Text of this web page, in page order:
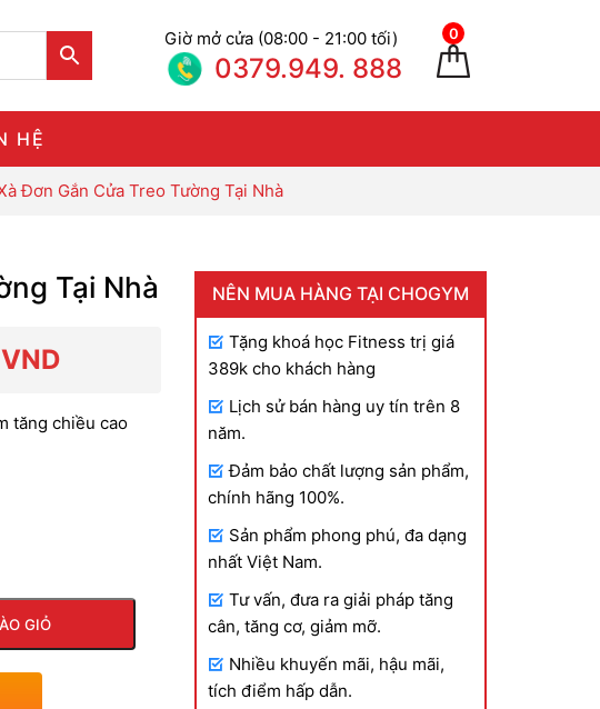
Giờ mở cửa (08:00 - 21:00 tối)
0379.949. 888
0
HỆ
Đơn Gắn Cửa Treo Tường Tại Nhà
Tại Nhà
VNDKhoảng
giá:
200.000 VND
350.000 VND
tăng chiều cao
GIỎ
NÊN MUA HÀNG TẠI CHOGYM
Tặng khoá học Fitness trị giá
389k cho khách hàng
Lịch sử bán hàng uy tín trên 8
năm.
Đảm bảo chất lượng sản phẩm,
chính hãng 100%.
Sản phẩm phong phú, đa dạng
nhất Việt Nam.
Tư vấn, đưa ra giải pháp tăng
cân, tăng cơ, giảm mỡ.
Nhiều khuyến mãi, hậu mãi,
tích điểm hấp dẫn.